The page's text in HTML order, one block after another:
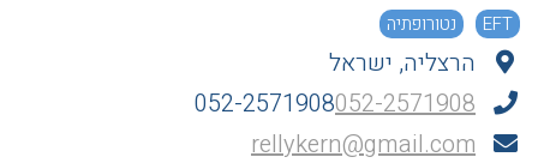
EFT נטורופתיה
הרצליה, ישראל
052-2571908052-2571908
rellykern@gmail.com